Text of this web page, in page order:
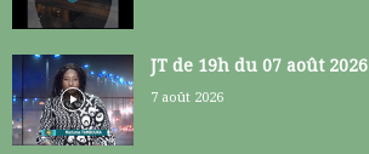
JT de 19h du 07 août 2026
7 août 2026